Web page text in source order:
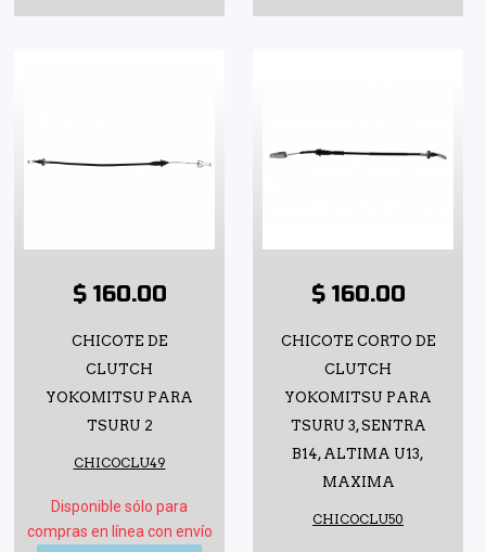
$ 160.00
CHICOTE DE
CLUTCH
YOKOMITSU PARA
TSURU 2
CHICOCLU49
Disponible sólo para
compras en línea con envío
$ 160.00
CHICOTE CORTO DE
CLUTCH
YOKOMITSU PARA
TSURU 3, SENTRA
B14, ALTIMA U13,
MAXIMA
CHICOCLU50